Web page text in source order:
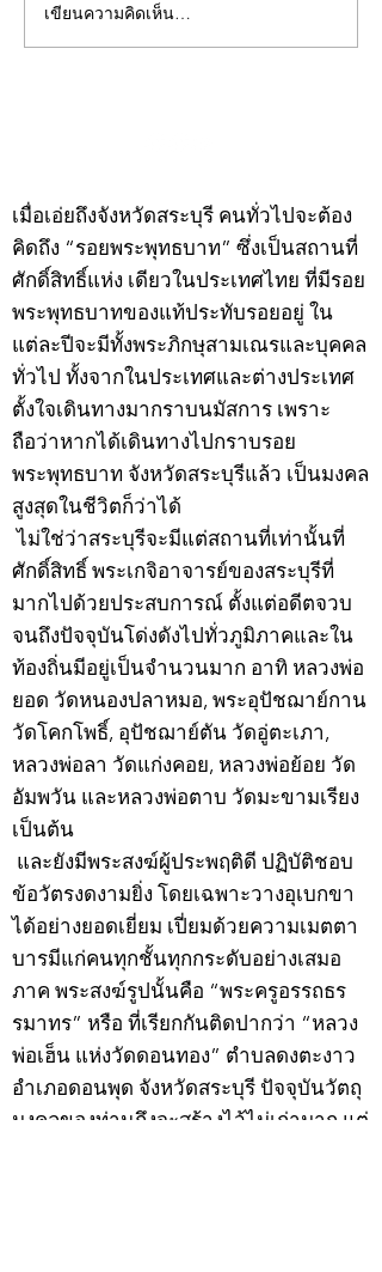
คอลัมน์"จับชีพจรวงการ
พระ"ประจำพุธที่ 29
เขียนความคิดเห็น…
เมื่อเอ่ยถึงจังหวัดสระบุรี คนทั่วไปจะต้อง
คิดถึง “รอยพระพุทธบาท” ซึ่งเป็นสถานที่
ศักดิ์สิทธิ์แห่ง เดียวในประเทศไทย ที่มีรอย
พระพุทธบาทของแท้ประทับรอยอยู่ ใน
แต่ละปีจะมีทั้งพระภิกษุสามเณรและบุคคล
ทั่วไป ทั้งจากในประเทศและต่างประเทศ
ตั้งใจเดินทางมากราบนมัสการ เพราะ
ถือว่าหากได้เดินทางไปกราบรอย
พระพุทธบาท จังหวัดสระบุรีแล้ว เป็นมงคล
สูงสุดในชีวิตก็ว่าได้
ไม่ใช่ว่าสระบุรีจะมีแต่สถานที่เท่านั้นที่
ศักดิ์สิทธิ์ พระเกจิอาจารย์ของสระบุรีที่
มากไปด้วยประสบการณ์ ตั้งแต่อดีตจวบ
จนถึงปัจจุบันโด่งดังไปทั่วภูมิภาคและใน
ท้องถิ่นมีอยู่เป็นจำนวนมาก อาทิ หลวงพ่อ
ยอด วัดหนองปลาหมอ, พระอุปัชฌาย์กาน
วัดโคกโพธิ์, อุปัชฌาย์ตัน วัดอู่ตะเภา,
หลวงพ่อลา วัดแก่งคอย, หลวงพ่อย้อย วัด
อัมพวัน และหลวงพ่อตาบ วัดมะขามเรียง
เป็นต้น
และยังมีพระสงฆ์ผู้ประพฤติดี ปฏิบัติชอบ
ข้อวัตรงดงามยิ่ง โดยเฉพาะวางอุเบกขา
ได้อย่างยอดเยี่ยม เปี่ยมด้วยความเมตตา
บารมีแก่คนทุกชั้นทุกกระดับอย่างเสมอ
ภาค พระสงฆ์รูปนั้นคือ “พระครูอรรถธร
รมาทร” หรือ ที่เรียกกันติดปากว่า “หลวง
พ่อเฮ็น แห่งวัดดอนทอง” ตำบลดงตะงาว
อำเภอดอนพุด จังหวัดสระบุรี ปัจจุบันวัตถุ
มงคลของท่านถึงจะสร้างไว้ไม่เก่ามาก แต่